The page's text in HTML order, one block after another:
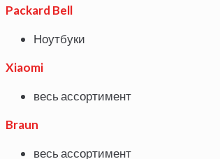
Packard Bell
Ноутбуки
Xiaomi
весь ассортимент
Braun
весь ассортимент